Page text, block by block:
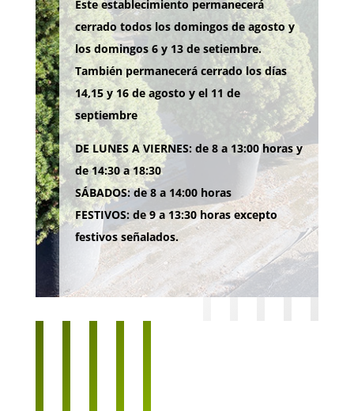
Este establecimiento permanecerá
cerrado todos los domingos de agosto y
los domingos 6 y 13 de setiembre.
También permanecerá cerrado los días
14,15 y 16 de agosto y el 11 de
septiembre
DE LUNES A VIERNES: de 8 a 13:00 horas y
de 14:30 a 18:30
SÁBADOS: de 8 a 14:00 horas
FESTIVOS: de 9 a 13:30 horas excepto
festivos señalados.